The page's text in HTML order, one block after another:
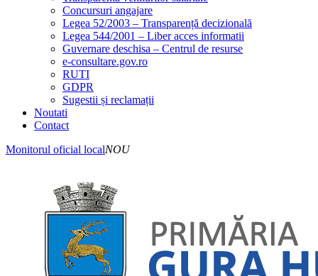
Concursuri angajare
Legea 52/2003 – Transparență decizională
Legea 544/2001 – Liber acces informatii
Guvernare deschisa – Centrul de resurse
e-consultare.gov.ro
RUTI
GDPR
Sugestii și reclamații
Noutati
Contact
Monitorul oficial localNOU